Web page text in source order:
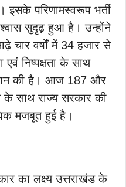
इसके परिणामस्वरूप भर्ती
सुदृढ़ हुआ है। उन्होंने
चार वर्षों में 34 हजार से
एवं निष्पक्षता के साथ
की है। आज 187 और
साथ राज्य सरकार की
मजबूत हुई है।
का लक्ष्य उत्तराखंड के